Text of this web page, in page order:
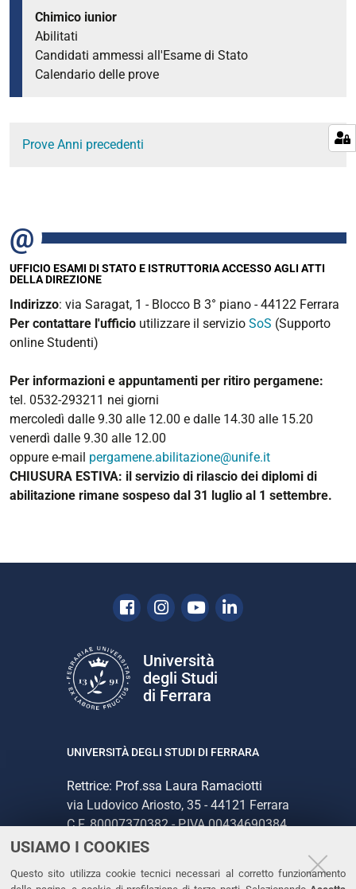
USIAMO I COOKIES
Questo sito utilizza cookie tecnici necessari al corretto funzionamento
Chimico iunior
Abilitati
Candidati ammessi all'Esame di Stato
Calendario delle prove
Prove Anni precedenti
UFFICIO ESAMI DI STATO E ISTRUTTORIA ACCESSO AGLI ATTI
DELLA DIREZIONE
Indirizzo: via Saragat, 1 - Blocco B 3° piano - 44122 Ferrara
Per contattare l'ufficio utilizzare il servizio SoS (Supporto
online Studenti)
Per informazioni e appuntamenti per ritiro pergamene:
tel. 0532-293211 nei giorni
mercoledì dalle 9.30 alle 12.00 e dalle 14.30 alle 15.20
venerdì dalle 9.30 alle 12.00
oppure e-mail pergamene.abilitazione@unife.it
CHIUSURA ESTIVA: il servizio di rilascio dei diplomi di
abilitazione rimane sospeso dal 31 luglio al 1 settembre.
Facebook
Instagram
YoutubeLinkedin
Università
degli Studi
di Ferrara
UNIVERSITÀ DEGLI STUDI DI FERRARA
Rettrice: Prof.ssa Laura Ramaciotti
via Ludovico Ariosto, 35 - 44121 Ferrara
C.F. 80007370382 - P.IVA 00434690384
CONTATTI